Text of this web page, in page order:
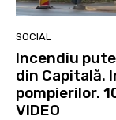
SOCIAL
Incendiu
din Capitală.
pompierilor.
VIDEO